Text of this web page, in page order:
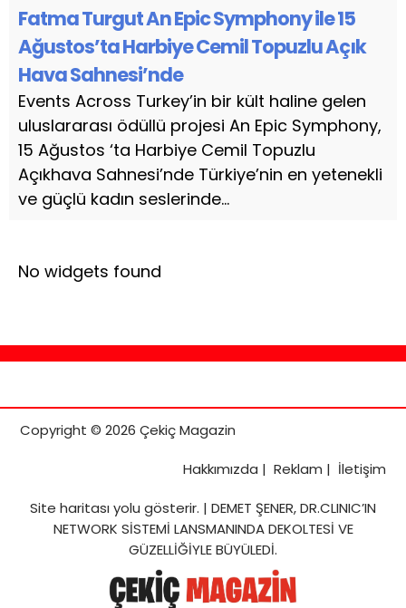
Fatma Turgut An Epic Symphony ile 15
Ağustos’ta Harbiye Cemil Topuzlu Açık
Hava Sahnesi’nde
Events Across Turkey’in bir kült haline gelen
uluslararası ödüllü projesi An Epic Symphony,
15 Ağustos ‘ta Harbiye Cemil Topuzlu
Açıkhava Sahnesi’nde Türkiye’nin en yetenekli
ve güçlü kadın seslerinde...
No widgets found
Copyright © 2026 Çekiç Magazin
Hakkımızda | Reklam | İletişim
Site haritasıyolu gösterir. | DEMET ŞENER, DR.CLINIC’IN
NETWORK SİSTEMİ LANSMANINDA DEKOLTESİ VE
GÜZELLİĞİYLE BÜYÜLEDİ.